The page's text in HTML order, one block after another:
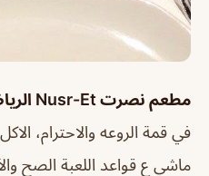
مطعم نصرت Nusr-Et الرياض
في قمة الروعه والاحترام،
ماشي ع قواعد اللعبة الصح